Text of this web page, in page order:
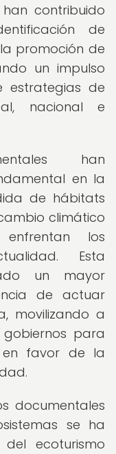
contribuido
de
promoción de
un impulso
estrategias de
nacional e
han
en la
de hábitats
climático
los
Esta
un mayor
de actuar
movilizando a
gobiernos para
en favor de la
documentales
se ha
ecoturismo